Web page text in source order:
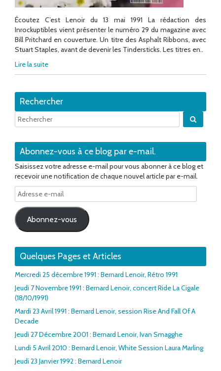
Écoutez C’est Lenoir du 13 mai 1991 La rédaction des
Inrockuptibles vient présenter le numéro 29 du magazine avec
Bill Pritchard en couverture. Un titre des Asphalt Ribbons, avec
Stuart Staples, avant de devenir les Tindersticks. Les titres en..
Lire la suite
Rechercher
Abonnez-vous à ce blog par e-mail.
Saisissez votre adresse e-mail pour vous abonner à ce blog et
recevoir une notification de chaque nouvel article par e-mail.
Adresse
e-
mail
Abonnez-vous
Quelques Pages et Articles
Mercredi 25 décembre 1991 : Bernard Lenoir, Rétro 1991
Jeudi 7 Novembre 1991 : Bernard Lenoir, concert Ride La Cigale
(18/10/1991)
Mardi 23 Avril 1991 : Bernard Lenoir, session Rise And Fall Of A
Decade
Jeudi 27 Décembre 2001 : Bernard Lenoir, Ivan Smagghe
Lundi 5 Avril 2010 : Bernard Lenoir, White Session Laura Marling
Jeudi 23 Janvier 1992 : Bernard Lenoir